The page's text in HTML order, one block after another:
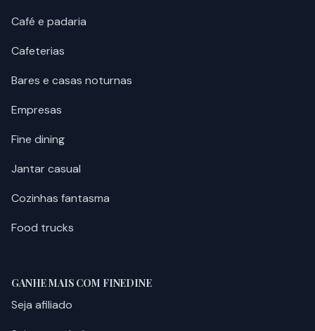
Café e padaria
Cafeterias
Bares e casas noturnas
Empresas
Fine dining
Jantar casual
Cozinhas fantasma
Food trucks
GANHE MAIS COM FINEDINE
Seja afiliado